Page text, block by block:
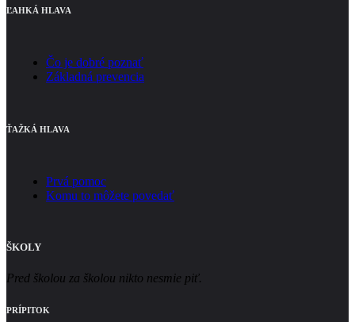
ĽAHKÁ HLAVA
Čo je dobré poznať
Základná prevencia
ŤAŽKÁ HLAVA
Prvá pomoc
Komu to môžete povedať
ŠKOLY
Pred školou za školou nikto nesmie piť.
PRÍPITOK